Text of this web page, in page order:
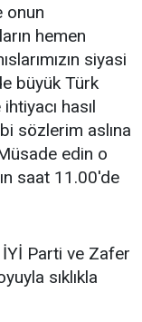
onun
hemen
siyasi
büyük Türk
hasıl
sözlerim aslına
edin o
saat 11.00'de
Parti ve Zafer
sıklıkla